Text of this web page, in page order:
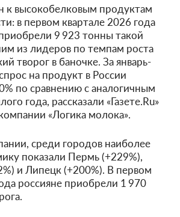
к высокобелковым продуктам
в первом квартале 2026 года
9 923 тонны такой
из лидеров по темпам роста
творог в баночке. За январь-
на продукт в России
по сравнению с аналогичным
года, рассказали «Газете.Ru»
«Логика молока».
среди городов наиболее
показали Пермь (+229%),
и Липецк (+200%). В первом
россияне приобрели 1 970